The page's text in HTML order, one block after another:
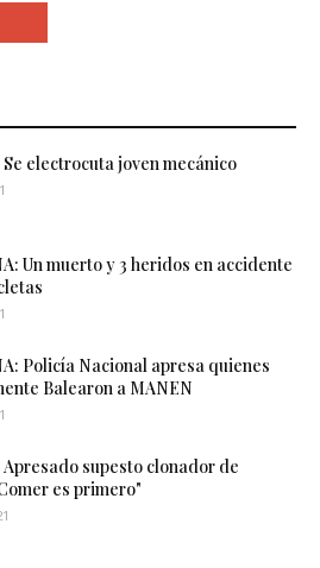
electrocuta joven mecánico
Un muerto y 3 heridos en accidente
Policía Nacional apresa quienes
Balearon a MANEN
supesto clonador de
es primero"